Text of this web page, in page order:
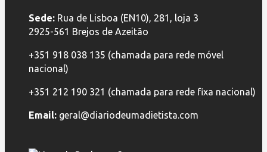
Sede: Rua de Lisboa (EN10), 281, loja 3
2925-561 Brejos de Azeitão
+351 918 038 135 (chamada para rede móvel
nacional)
+351 212 190 321 (chamada para rede fixa nacional)
Email: geral@diariodeumadietista.com